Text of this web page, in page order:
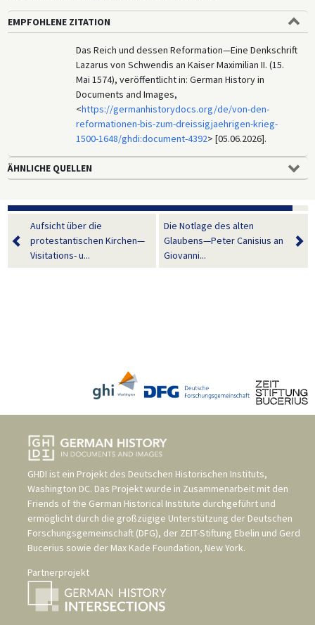
EMPFOHLENE ZITATION
Das Reich und dessen Reformation—Eine Denkschrift
Lazarus von Schwendis an Kaiser Maximilian II. (15.
Mai 1574), veröffentlicht in: German History in
Documents and Images,
<https://germanhistorydocs.org/de/von-den-
reformationen-bis-zum-dreissigjaehrigen-krieg-
1500-1648/ghdi:document-4392> [05.06.2026].
ÄHNLICHE QUELLEN
Aufsicht über die
protestantischen Kirchen—
Visitations- u...
Die Notlage des alten
Glaubens—Peter Canisius an
Giovanni...
GHDI ist ein Projekt des Deutschen Historischen Instituts,
Washington DC. Das Projekt wurde in Zusammenarbeit mit den
Friends of the German Historical Institute durchgeführt und
ermöglicht durch die großzügige Unterstützung der Deutschen
Forschungsgemeinschaft (DFG), der ZEIT-Stiftung Ebelin und Gerd
Bucerius sowie der Max Kade Foundation, New York.
Partnerprojekt